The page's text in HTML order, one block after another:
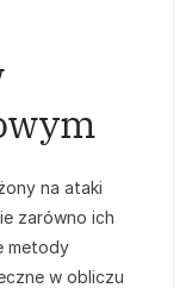
na ataki
zarówno ich
metody
w obliczu